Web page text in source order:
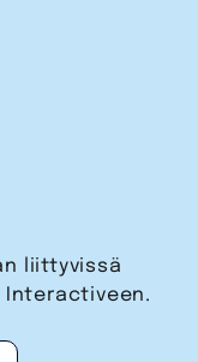
liittyvissä
Interactiveen.